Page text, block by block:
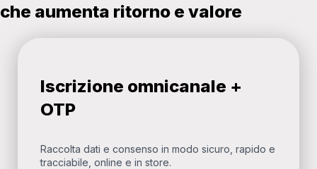
che aumenta ritorno e valore
Iscrizione omnicanale +
OTP
Raccolta dati e consenso in modo sicuro, rapido e
tracciabile, online e in store.